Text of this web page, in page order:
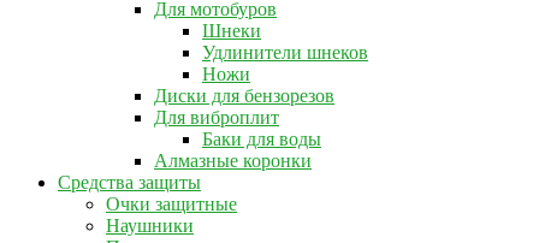
Для мотобуров
Шнеки
Удлинители шнеков
Ножи
Диски для бензорезов
Для виброплит
Баки для воды
Алмазные коронки
Средства защиты
Очки защитные
Наушники